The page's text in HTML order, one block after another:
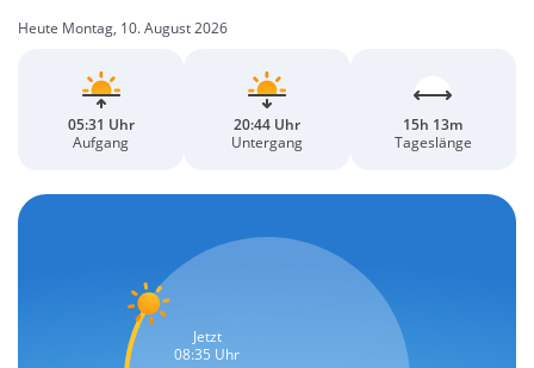
Heute Montag, 10. August 2026
05:31 Uhr
Aufgang
20:44 Uhr
Untergang
15h 13m
Tageslänge
Jetzt
08:35 Uhr